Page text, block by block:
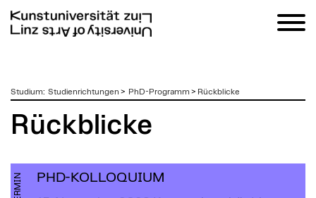
zumStudium: Studienrichtungen > PhD-Programm > Rückblicke
Rückblicke
TERMIN PHD-KOLLOQUIUM